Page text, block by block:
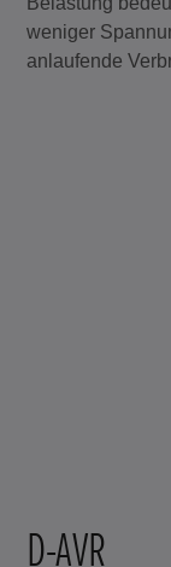
weniger
anlaufende
D-AVR